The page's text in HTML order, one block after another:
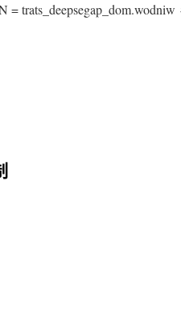
= trats_deepsegap_dom.wodniw